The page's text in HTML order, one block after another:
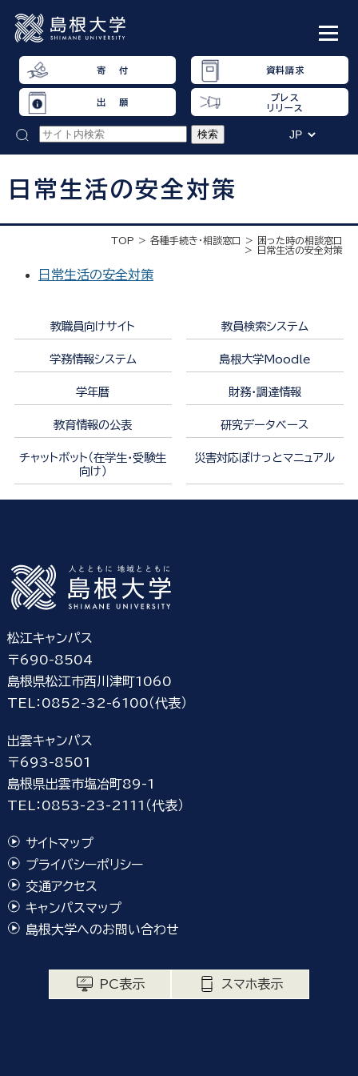
寄 付 資料請求
出 願
プレス
リリース
日常生活の安全対策
TOP 各種手続き・相談窓口
困った時の相談窓口
日常生活の安全対策
日常生活の安全対策
教職員向けサイト 教員検索システム
学務情報システム 島根大学Moodle
学年暦 財務・調達情報
教育情報の公表 研究データベース
チャットボット（在学生・受験生
向け）
災害対応ぽけっとマニュアル
松江キャンパス
〒690-8504
島根県松江市西川津町1060
TEL：0852-32-6100（代表）
出雲キャンパス
〒693-8501
島根県出雲市塩冶町89-1
TEL：0853-23-2111（代表）
サイトマップ
プライバシーポリシー
交通アクセス
キャンパスマップ
島根大学へのお問い合わせ
PC表示 スマホ表示